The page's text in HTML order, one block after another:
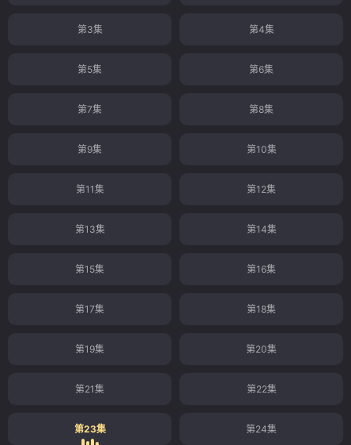
第3集 第4集
第5集 第6集
第7集 第8集
第9集 第10集
第11集 第12集
第13集 第14集
第15集 第16集
第17集 第18集
第19集 第20集
第21集 第22集
第23集 第24集